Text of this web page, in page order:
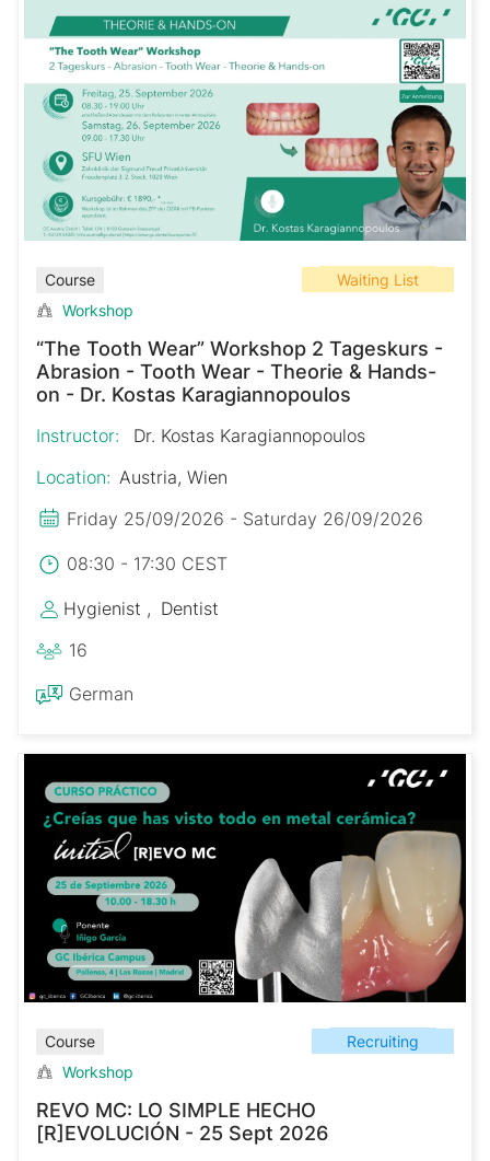
Course
Waiting List
Workshop
“The Tooth Wear” Workshop 2 Tageskurs -
Abrasion - Tooth Wear - Theorie & Hands-
on - Dr. Kostas Karagiannopoulos
Instructor:
Dr. Kostas Karagiannopoulos
Location: Austria, Wien
Friday 25/09/2026 - Saturday 26/09/2026
08:30 - 17:30 CEST
Hygienist
Dentist
16
German
Course
Recruiting
Workshop
REVO MC: LO SIMPLE HECHO
[R]EVOLUCIÓN - 25 Sept 2026